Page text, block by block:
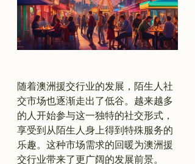
随着澳洲援交行业的发展，陌生人社
交市场也逐渐走出了低谷。越来越多
的人开始参与这一独特的社交形式，
享受到从陌生人身上得到特殊服务的
乐趣。这种市场需求的回暖为澳洲援